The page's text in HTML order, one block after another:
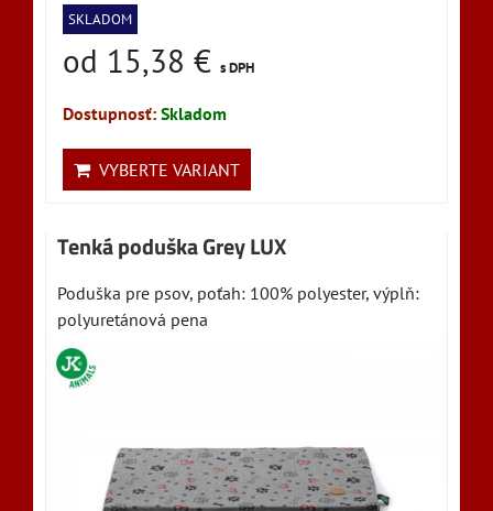
SKLADOM
od 15,38 € s DPH
Dostupnosť: Skladom
VYBERTE VARIANT
Tenká poduška Grey LUX
Poduška pre psov, poťah: 100% polyester, výplň:
polyuretánová pena